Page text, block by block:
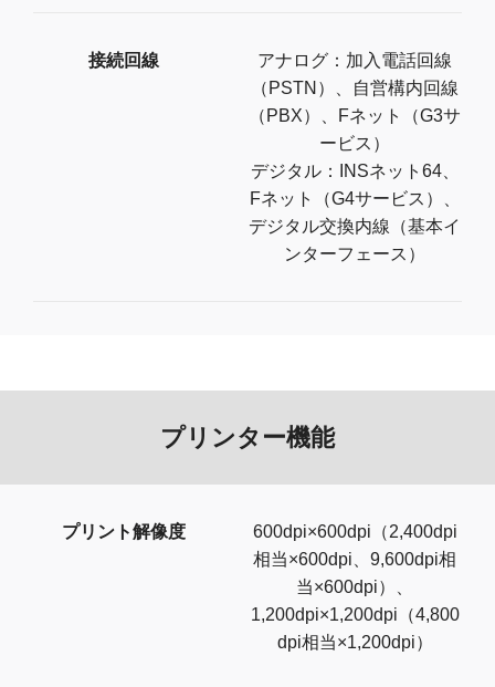
接続回線
アナログ：加入電話回線
（PSTN）、自営構内回線
（PBX）、Fネット（G3サ
ービス）
デジタル：INSネット64、
Fネット（G4サービス）、
デジタル交換内線（基本イ
ンターフェース）
プリンター機能
プリント解像度
600dpi×600dpi（2,400dpi
相当×600dpi、9,600dpi相
当×600dpi）、
1,200dpi×1,200dpi（4,800
dpi相当×1,200dpi）